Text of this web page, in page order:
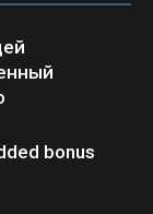
bonus